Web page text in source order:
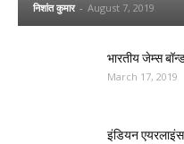
निशांत कुमार - August 7, 2019
भारतीय जेम्स
March 17, 2019
इंडियन